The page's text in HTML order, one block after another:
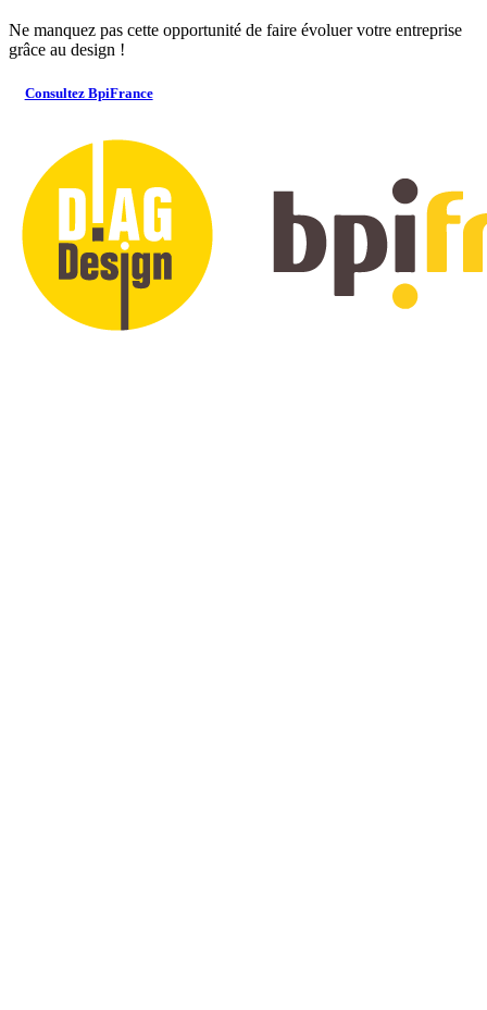
Ne manquez pas cette opportunité de faire évoluer votre entreprise
grâce au design !
Consultez BpiFrance